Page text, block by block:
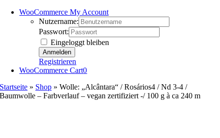
WooCommerce My Account
Nutzername:
Passwort:
Eingeloggt bleiben
Registrieren
WooCommerce Cart0
Startseite » Shop »Wolle: „Alcântara“ / Rosários4 / Nd 3-4 /
Baumwolle – Farbverlauf – vegan zertifiziert -/ 100 g à ca 240 m